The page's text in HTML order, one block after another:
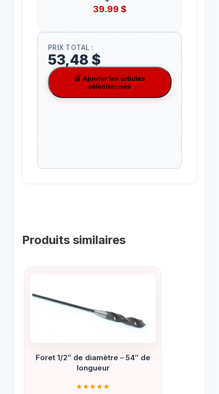
39.99 $
PRIX TOTAL :
53,48 $
🛒 Ajouter les articles
sélectionnés
Produits similaires
Foret 1/2″ de diamètre – 54″ de
longueur